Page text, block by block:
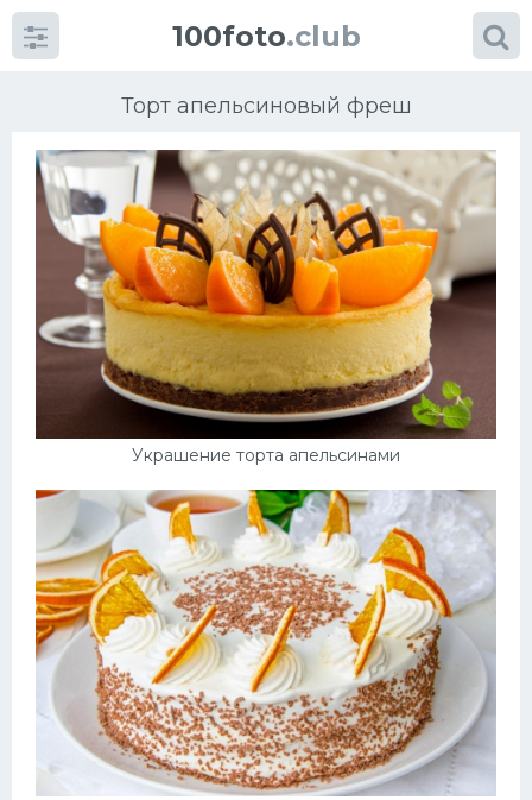
100foto.club
Торт апельсиновый фреш
Украшение торта апельсинами
Категориикартинок
Супы
Мясные блюда
Печенье
Салат
Выпечка
Десерт
Напитки
Дизайн комнаты